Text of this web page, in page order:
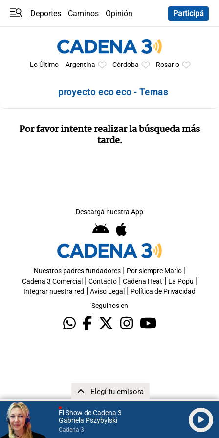
El Show de Cadena 3
Gabriela Pszybylski
Cadena 3
Elegí tu emisora
Deportes Caminos
Opinión
Participá
Lo Último Argentina Córdoba Rosario
proyecto eco eco - Temas
Por favor intente realizar la búsqueda más
tarde.
Descargá nuestra App
Nuestros padres fundadores| Por siempre Mario|
Cadena 3 Comercial | Contacto| Cadena Heat | La Popu |
Integrar nuestra red | Aviso Legal | Política de Privacidad
Seguinos en